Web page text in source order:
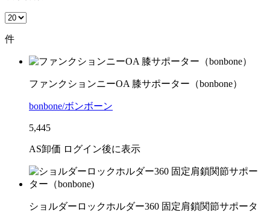
件
ファンクションニーOA 膝サポーター（bonbone）
bonbone/ボンボーン
5,445
AS卸価 ログイン後に表示
ショルダーロックホルダー360 固定肩鎖関節サポータ